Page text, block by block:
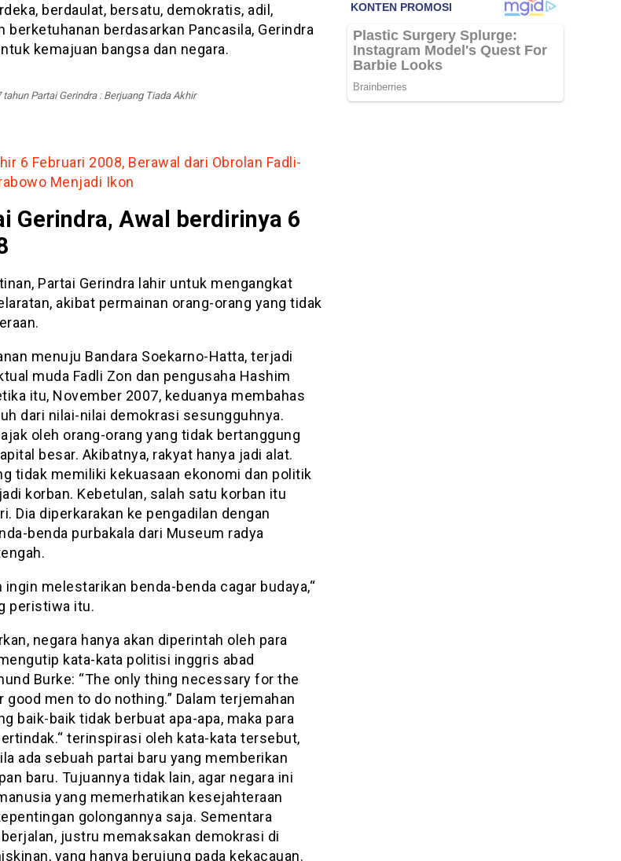
berdaulat, bersatu, demokratis, adil,
berketuhanan berdasarkan Pancasila, Gerindra
kemajuan bangsa dan negara.
tahun Partai Gerindra : Berjuang Tiada Akhir
6 Februari 2008, Berawal dari Obrolan Fadli-
Menjadi Ikon
Gerindra, Awal berdirinya 6
Partai Gerindra lahir untuk mengangkat
akibat permainan orang-orang yang tidak
menuju Bandara Soekarno-Hatta, terjadi
muda Fadli Zon dan pengusaha Hashim
itu, November 2007, keduanya membahas
dari nilai-nilai demokrasi sesungguhnya.
oleh orang-orang yang tidak bertanggung
besar. Akibatnya, rakyat hanya jadi alat.
tidak memiliki kekuasaan ekonomi dan politik
korban. Kebetulan, salah satu korban itu
Dia diperkarakan ke pengadilan dengan
benda purbakala dari Museum radya
ingin melestarikan benda-benda cagar budaya,“
peristiwa itu.
negara hanya akan diperintah oleh para
kata-kata politisi inggris abad
Burke: “The only thing necessary for the
men to do nothing.” Dalam terjemahan
baik-baik tidak berbuat apa-apa, maka para
terinspirasi oleh kata-kata tersebut,
ada sebuah partai baru yang memberikan
baru. Tujuannya tidak lain, agar negara ini
yang memerhatikan kesejahteraan
golongannya saja. Sementara
justru memaksakan demokrasi di
yang hanya berujung pada kekacauan.